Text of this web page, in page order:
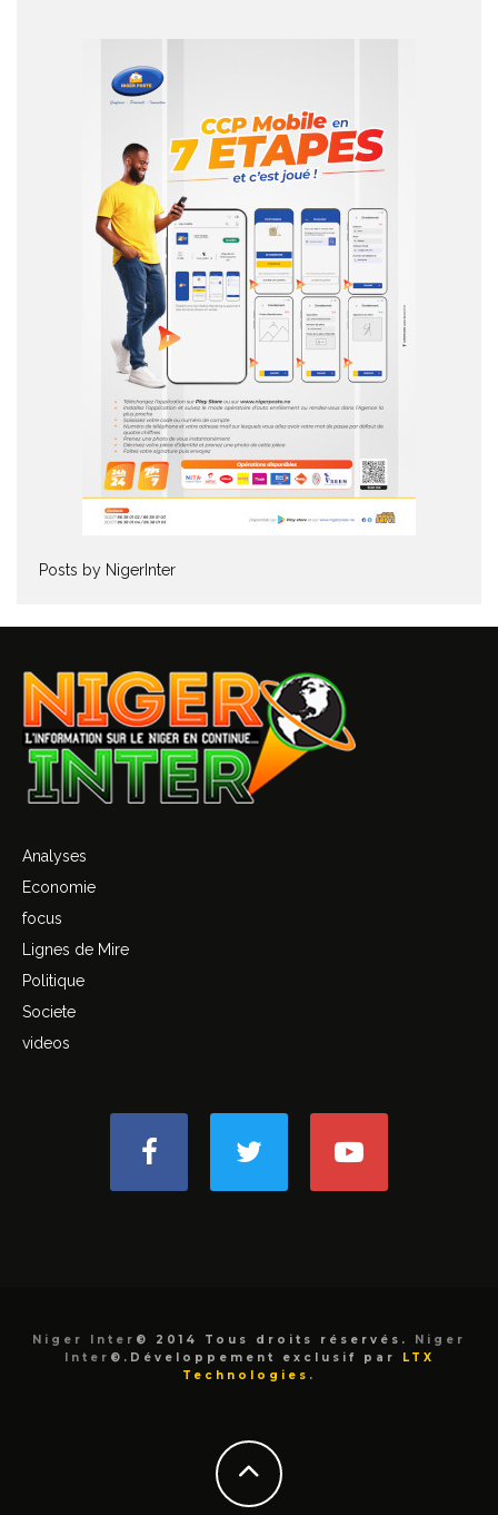
Posts by NigerInter
Analyses
Economie
focus
Lignes de Mire
Politique
Societe
videos
Niger Inter © 2014 Tous droits réservés. Niger
Inter ©.Développement exclusif par
LTX
Technologies .